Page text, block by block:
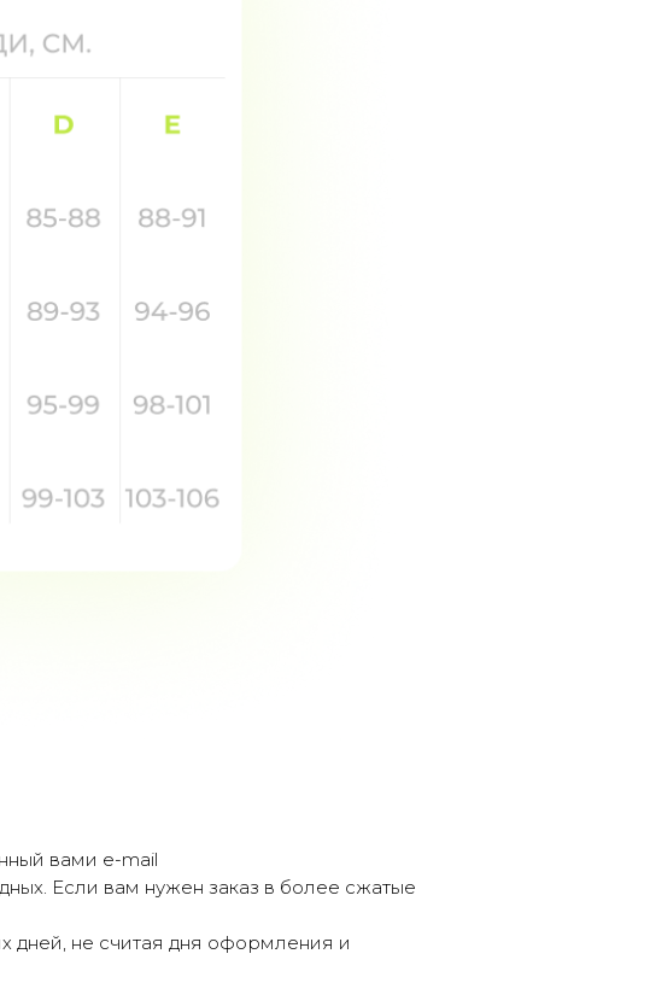
вами e-mail
Если вам нужен заказ в более сжатые
дней, не считая дня оформления и